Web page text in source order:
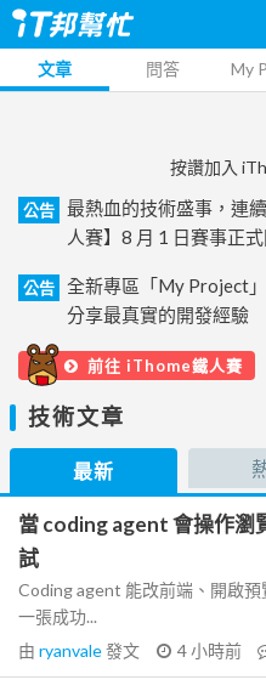
文章 問答 My
按讚加入
公告
最熱血的技術盛事，連
人賽】8 月 1 日賽事正式
公告
全新專區「My Project
分享最真實的開發經驗
前往 iThome鐵人賽
技術文章
最新
當 coding agent 會操作瀏
試
Coding agent 能改前端、開啟
一張成功...
由 ryanvale發文 4 小時前